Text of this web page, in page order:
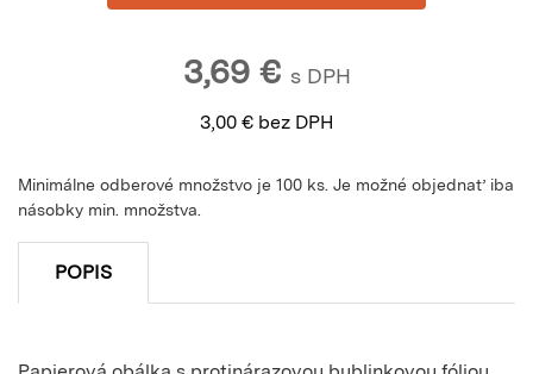
3,69€ s DPH
3,00 € bez DPH
Minimálne odberové množstvo je 100 ks. Je možné objednať iba
násobky min. množstva.
POPIS